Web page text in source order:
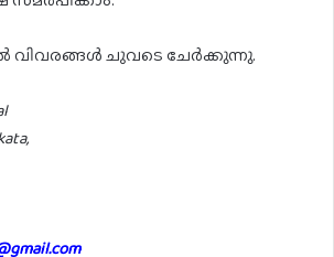
വിവരങ്ങൾ ചുവടെ ചേർക്കുന്നു.